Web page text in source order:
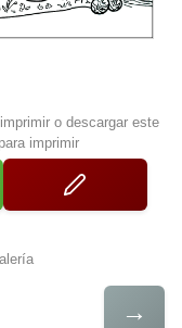
o descargar este
imprimir
→